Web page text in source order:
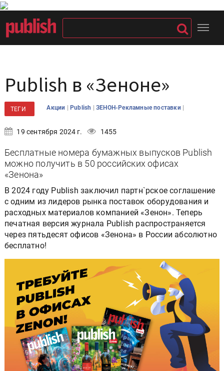
Publish в «Зеноне»
ТЕГИ Акции | Publish |ЗЕНОН-Рекламные поставки |
19 сентября 2024 г. 1455
Бесплатные номера бумажных выпусков Publish
можно получить в 50 российских офисах
«Зенона»
В 2024 году Publish заключил партн`рское соглашение
с одним из лидеров рынка поставок оборудования и
расходных материалов компанией «Зенон». Теперь
печатная версия журнала Publish распространяется
через пятьдесят офисов «Зенона» в России абсолютно
бесплатно!